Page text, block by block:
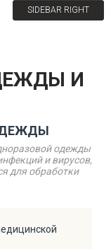
SIDEBAR RIGHT
И
одежды
и вирусов,
для обработки